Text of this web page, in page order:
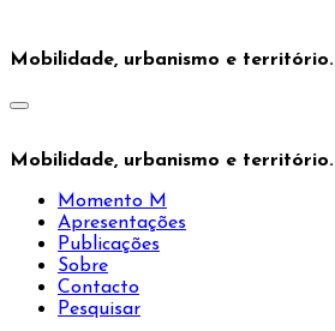
oMobilidade, urbanismo e território.
Mobilidade, urbanismo e território.
Momento M
Apresentações
Publicações
Sobre
Contacto
Pesquisar